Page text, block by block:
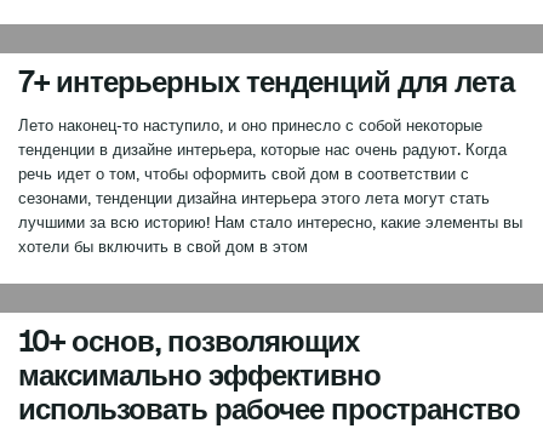
7+ интерьерных тенденций для лета
Лето наконец-то наступило, и оно принесло с собой некоторые
тенденции в дизайне интерьера, которые нас очень радуют. Когда
речь идет о том, чтобы оформить свой дом в соответствии с
сезонами, тенденции дизайна интерьера этого лета могут стать
лучшими за всю историю! Нам стало интересно, какие элементы вы
хотели бы включить в свой дом в этом
10+ основ, позволяющих
максимально эффективно
использовать рабочее пространство